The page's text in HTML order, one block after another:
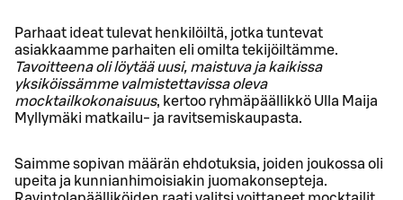
Parhaat ideat tulevat henkilöiltä, jotka tuntevat
asiakkaamme parhaiten eli omilta tekijöiltämme.
Tavoitteena oli löytää uusi, maistuva ja kaikissa
yksiköissämme valmistettavissa oleva
mocktailkokonaisuus, kertoo ryhmäpäällikkö Ulla Maija
Myllymäki matkailu- ja ravitsemiskaupasta.
Saimme sopivan määrän ehdotuksia, joiden joukossa oli
upeita ja kunnianhimoisiakin juomakonsepteja.